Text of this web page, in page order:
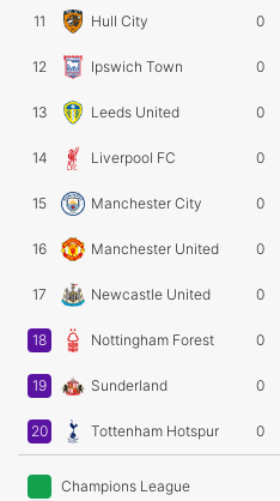
11 Hull City 0
12 Ipswich Town 0
13 Leeds United 0
14 Liverpool FC 0
15 Manchester City 0
16 Manchester United 0
17 Newcastle United 0
18 Nottingham Forest 0
19 Sunderland 0
20 Tottenham Hotspur 0
Champions League